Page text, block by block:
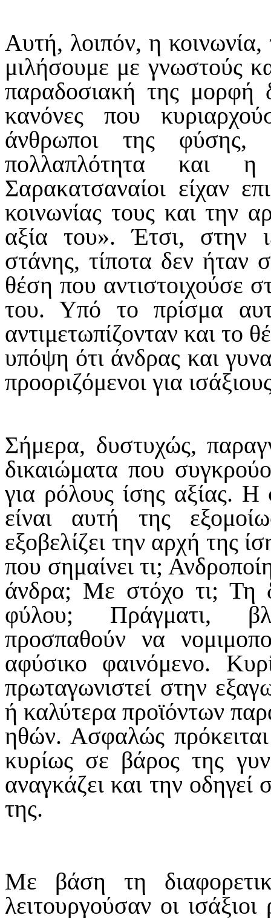
Αυτή, λοιπόν, η
μιλήσουμε με γνωστούς
παραδοσιακή της μορφή
κανόνες που
άνθρωποι της φύσης,
πολλαπλότητα και
Σαρακατσαναίοι είχαν
κοινωνίας τους και την
αξία του». Έτσι, στην
στάνης, τίποτα δεν ήταν
θέση που αντιστοιχούσε
του. Υπό το πρίσμα
αντιμετωπίζονταν και
υπόψη ότι άνδρας και
προοριζόμενοι για
Σήμερα, δυστυχώς,
δικαιώματα που
για ρόλους ίσης αξίας. Η
είναι αυτή της
εξοβελίζει την αρχή της
που σημαίνει τι;
άνδρα; Με στόχο τι; Τη
φύλου; Πράγματι,
προσπαθούν να
αφύσικο φαινόμενο.
πρωταγωνιστεί στην
ή καλύτερα προϊόντων
ηθών. Ασφαλώς
κυρίως σε βάρος της
αναγκάζει και την
της.
Με βάση τη
λειτουργούσαν οι